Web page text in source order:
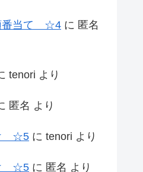
番当て ☆4 に 匿名
tenori より
匿名 より
☆5 に tenori より
☆5 に 匿名 より